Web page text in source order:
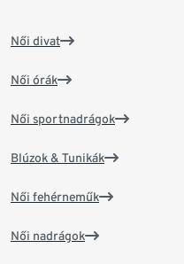
Női divat
Női órák
Női sportnadrágok
Blúzok & Tunikák
Női fehérneműk
Női nadrágok